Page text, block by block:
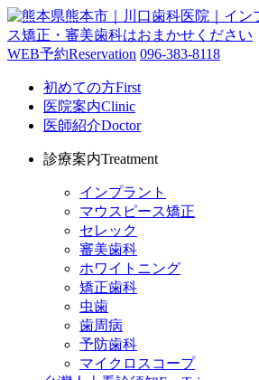
WEB予約Reservation 096-383-8118
初めての方First
医院案内Clinic
医師紹介Doctor
診療案内Treatment
インプラント
マウスピース矯正
セレック
審美歯科
ホワイトニング
矯正歯科
虫歯
歯周病
予防歯科
マイクロスコープ